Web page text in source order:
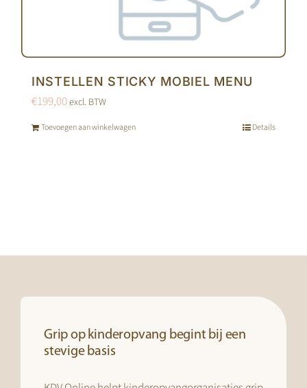
INSTELLEN STICKY MOBIEL MENU
€199,00excl. BTW
Toevoegen aan winkelwagen Details
Grip op kinderopvang begint bij een
stevige basis